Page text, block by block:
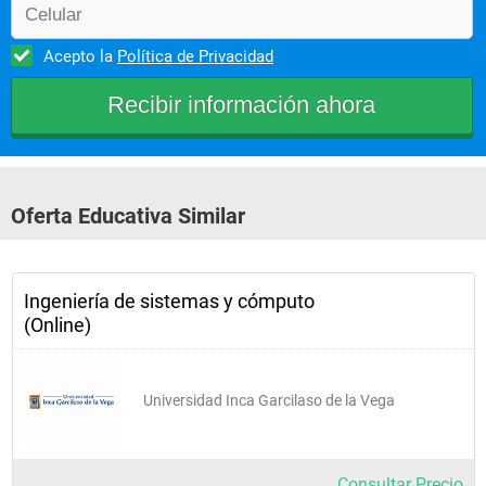
Acepto la Política de Privacidad
Oferta Educativa Similar
Ingeniería de sistemas y cómputo
(Online)
Universidad Inca Garcilaso de la Vega